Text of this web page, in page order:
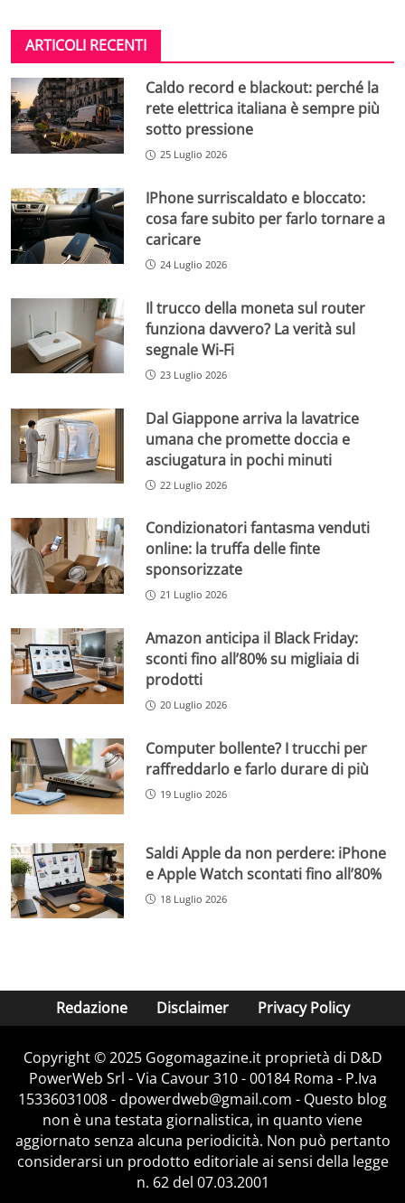
ARTICOLI RECENTI
Caldo record e blackout: perché la
rete elettrica italiana è sempre più
sotto pressione
25 Luglio 2026
IPhone surriscaldato e bloccato:
cosa fare subito per farlo tornare a
caricare
24 Luglio 2026
Il trucco della moneta sul router
funziona davvero? La verità sul
segnale Wi-Fi
23 Luglio 2026
Dal Giappone arriva la lavatrice
umana che promette doccia e
asciugatura in pochi minuti
22 Luglio 2026
Condizionatori fantasma venduti
online: la truffa delle finte
sponsorizzate
21 Luglio 2026
Amazon anticipa il Black Friday:
sconti fino all’80% su migliaia di
prodotti
20 Luglio 2026
Computer bollente? I trucchi per
raffreddarlo e farlo durare di più
19 Luglio 2026
Saldi Apple da non perdere: iPhone
e Apple Watch scontati fino all’80%
18 Luglio 2026
Redazione Disclaimer Privacy Policy
Copyright © 2025 Gogomagazine.it proprietà di D&D
PowerWeb Srl - Via Cavour 310 - 00184 Roma - P.Iva
15336031008 - dpowerdweb@gmail.com - Questo blog
non è una testata giornalistica, in quanto viene
aggiornato senza alcuna periodicità. Non può pertanto
considerarsi un prodotto editoriale ai sensi della legge
n. 62 del 07.03.2001